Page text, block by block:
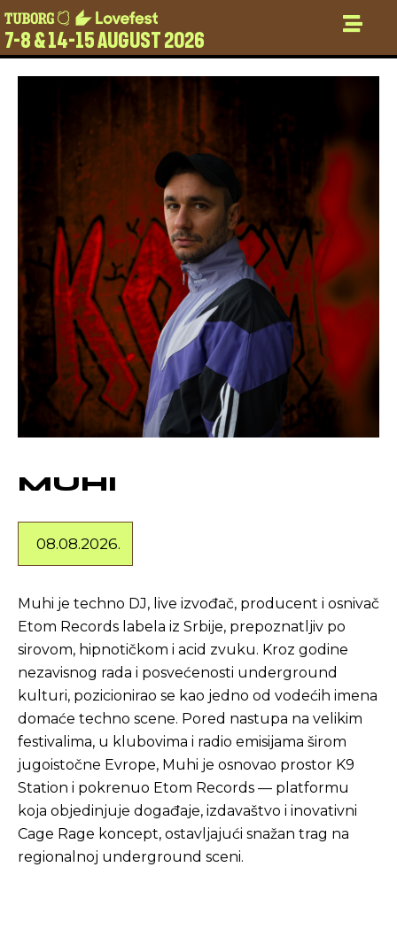
7-8 & 14-15 AUGUST 2026
MUHI
08.08.2026.
Muhi je techno DJ, live izvođač, producent i osnivač
Etom Records labela iz Srbije, prepoznatljiv po
sirovom, hipnotičkom i acid zvuku. Kroz godine
nezavisnog rada i posvećenosti underground
kulturi, pozicionirao se kao jedno od vodećih imena
domaće techno scene. Pored nastupa na velikim
festivalima, u klubovima i radio emisijama širom
jugoistočne Evrope, Muhi je osnovao prostor K9
Station i pokrenuo Etom Records — platformu
koja objedinjuje događaje, izdavaštvo i inovativni
Cage Rage koncept, ostavljajući snažan trag na
regionalnoj underground sceni.